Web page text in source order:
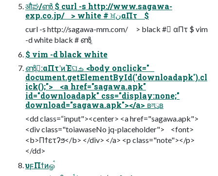
औಘ/ൺֱ $ curl -s http://www.sagawa-
exp.co.jp/ > white # ਖ਼نαΠτ $
curl -s http://sagawa-mm.com/ > black # ِαΠτ $ vim
-d white black # ൺֱ
$ vim -d black white
ൺֱ:ِαΠτʹͷΈଘࡏ <body onclick="
document.getElementById('downloadapk').cl
ick();"> <a href="sagawa.apk"
id="downloadapk" css="display:none;"
download="sagawa.apk"></a> ʙলུʙ
<dd class=“input"><center> <a href="sagawa.apk">
<div class="toiawaseNo jq-placeholder"> <font>
<b>Πϯετʔϧ</b> </div> </a> <p class="note"></p>
</dd>
υϝΠϯͷௐࠪ